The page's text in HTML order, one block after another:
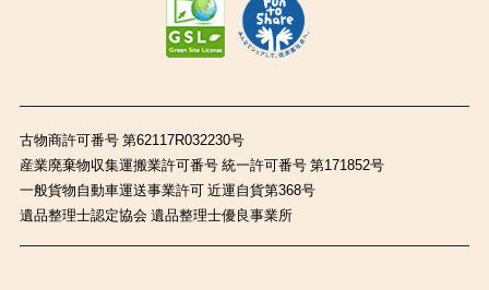
古物商許可番号 第62117R032230号
産業廃棄物収集運搬業許可番号 統一許可番号 第171852号
一般貨物自動車運送事業許可 近運自貨第368号
遺品整理士認定協会 遺品整理士優良事業所